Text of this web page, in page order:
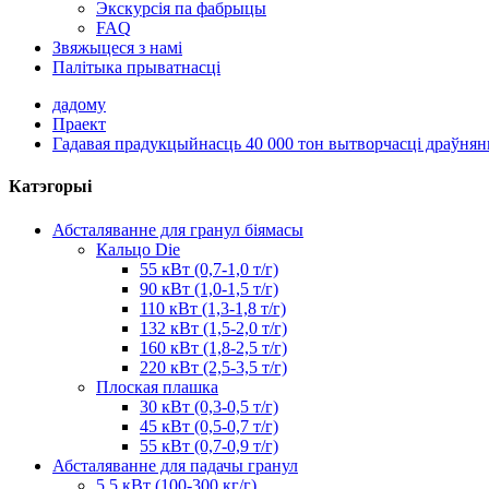
Экскурсія па фабрыцы
FAQ
Звяжыцеся з намі
Палітыка прыватнасці
дадому
Праект
Гадавая прадукцыйнасць 40 000 тон вытворчасці
Катэгорыі
Абсталяванне для гранул біямасы
Кальцо Die
55 кВт (0,7-1,0 т/г)
90 кВт (1,0-1,5 т/г)
110 кВт (1,3-1,8 т/г)
132 кВт (1,5-2,0 т/г)
160 кВт (1,8-2,5 т/г)
220 кВт (2,5-3,5 т/г)
Плоская плашка
30 кВт (0,3-0,5 т/г)
45 кВт (0,5-0,7 т/г)
55 кВт (0,7-0,9 т/г)
Абсталяванне для падачы гранул
5,5 кВт (100-300 кг/г)